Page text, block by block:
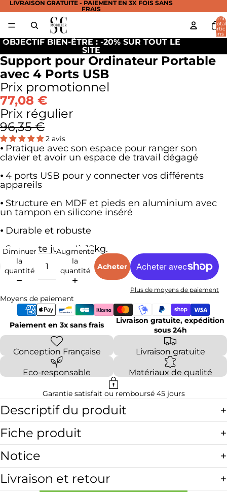
LIVRAISON GRATUITE - PAIEMENT EN 3X FOIS SANS
FRAIS
total
dans
OBJECTIF BIEN-ÊTRE : -20% SUR TOUT LE
SITE
Support pour Ordinateur Portable
avec 4 Ports USB
Prix promotionnel
77,08 €
Prix régulier
96,35 €
2 avis
⦁ Pratique avec son espace pour ranger son
clavier et avoir un espace de travail dégagé
⦁ 4 ports USB pour y connecter vos différents
appareils
⦁ Structure en MDF et pieds en aluminium avec
un tampon en silicone inséré
⦁ Durable et robuste
⦁ Supporte jusqu'à 12kg.
Diminuer
la
quantité
Augmenter
la
quantité
Acheter
Plus de moyens de paiement
Moyens de paiement
Paiement en 3x sans frais
Livraison gratuite, expédition
sous 24h
Conception Française Livraison gratuite
Eco-responsable Matériaux de qualité
Garantie satisfait ou remboursé 45 jours
Descriptif du produit
Fiche produit
Notice
Livraison et retour